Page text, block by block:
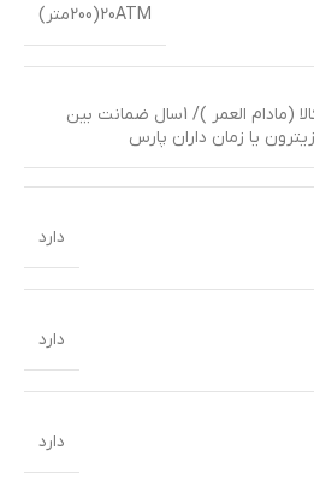
20ATM(200متر)
ضمانت اصالت کالا (مادام العمر )/ 1سال ضمانت بین
یا زمان داران پارس
دارد
دارد
دارد